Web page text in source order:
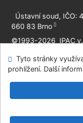
Ústavní soud, IČO:
660 83 Brno
©1993-2026 IPAC
Tyto stránky
prohlížení. Další